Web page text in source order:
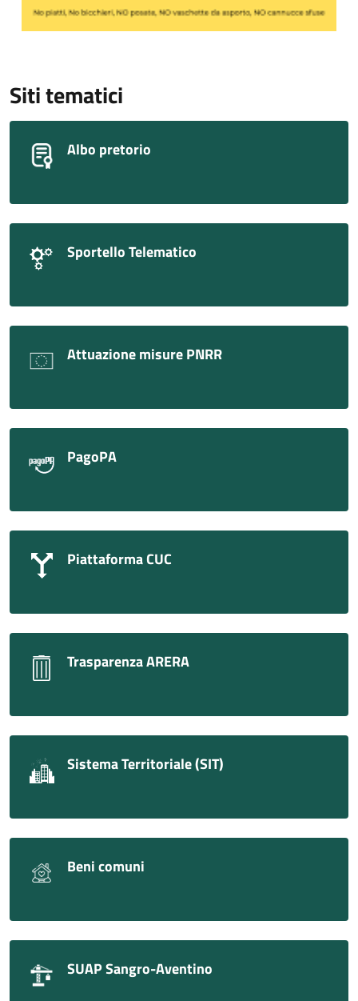
Siti tematici
Albo pretorio
Sportello Telematico
Attuazione misure PNRR
PagoPA
Piattaforma CUC
Trasparenza ARERA
Sistema Territoriale (SIT)
Beni comuni
SUAP Sangro-Aventino